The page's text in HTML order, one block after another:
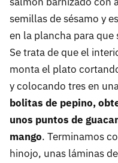
semillas de sésamo y
en la plancha para que
Se trata de que el
monta el plato
y colocando tres en
bolitas de pepino,
unos puntos de
mango. Terminamos
hinojo, unas láminas